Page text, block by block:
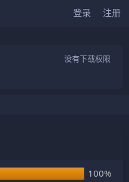
登录 注册
没有下载权限
100%